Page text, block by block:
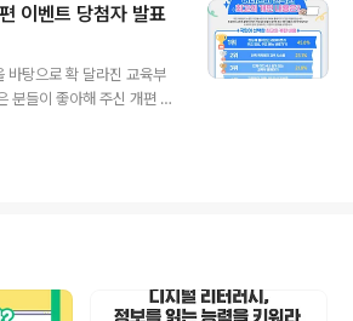
국민참여 #캠페인 #슬로건
워치 #갤럭시버즈2 #갤럭
들의 꿈을 응원합니다! 수
로 함께 공유해 주세요. 예
여하신 분 중 후보안 10개를
라 최종 선정된 ..
이벤트 당첨자 발표
바탕으로 확 달라진 교육부
분들이 좋아해 주신 개편 내
▶당첨자 확인하기 : http
홈페이지 #교육부공홈 #